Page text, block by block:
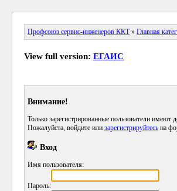
Профсоюз сервис-инженеров ККТ» Главная
View full version: ЕГАИС
Внимание!
Только зарегистрированные пользователи имеют
Пожалуйста, войдите или зарегистрируйтесь на
Вход
Имя пользователя:
Пароль: